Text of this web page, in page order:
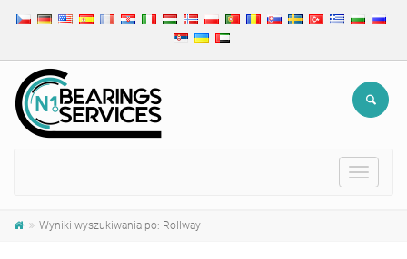
Toggle
Wyniki wyszukiwania po: Rollway